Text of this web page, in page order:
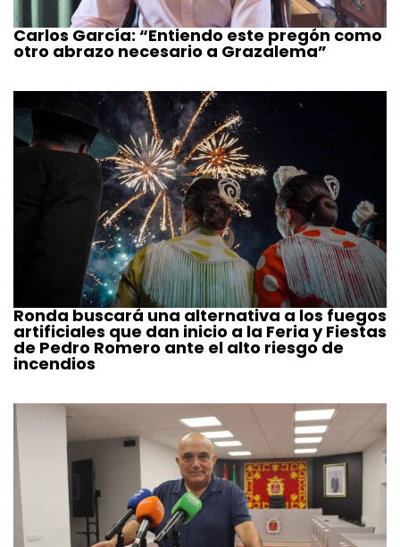
Carlos García: “Entiendo este pregón como
otro abrazo necesario a Grazalema”
Ronda buscará una alternativa a los fuegos
artificiales que dan inicio a la Feria y Fiestas
de Pedro Romero ante el alto riesgo de
incendios